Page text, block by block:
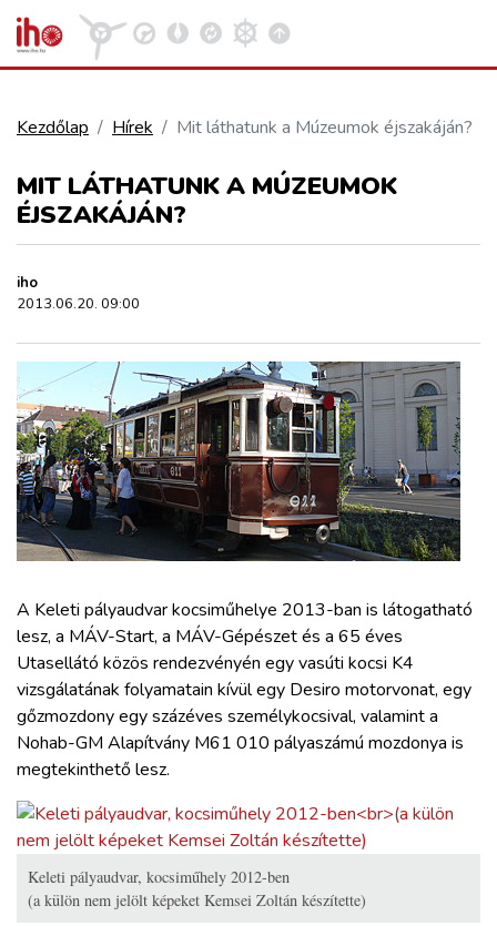
REPÜLÉS
KÖZLEKEDÉSFEJLESZTÉS
ELLÁTÁSI LÁNC
ZÖLDÚT
HAJÓZÁS
BLOG
ARCHÍVUM
WEBSHOP
BELÉPÉS
REGISZTRÁCIÓ
Kezdőlap Hírek Mit láthatunk a Múzeumok éjszakáján?
MIT LÁTHATUNK A MÚZEUMOK
ÉJSZAKÁJÁN?
iho
2013.06.20. 09:00
A Keleti pályaudvar kocsiműhelye 2013-ban is látogatható
lesz, a MÁV-Start, a MÁV-Gépészet és a 65 éves
Utasellátó közös rendezvényén egy vasúti kocsi K4
vizsgálatának folyamatain kívül egy Desiro motorvonat, egy
gőzmozdony egy százéves személykocsival, valamint a
Nohab-GM Alapítvány M61 010 pályaszámú mozdonya is
megtekinthető lesz.
Keleti pályaudvar, kocsiműhely 2012-ben
(a külön nem jelölt képeket Kemsei Zoltán készítette)